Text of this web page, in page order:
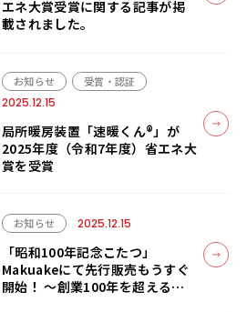
エネ大賞受賞に関する記事が掲
載されました。
お知らせ 受賞・認証
2025.12.15
局所暖房装置「速暖くん®」が
2025年度（令和7年度）省エネ大
賞を受賞
お知らせ 2025.12.15
「昭和100年記念こたつ」
Makuakeにて先行販売もうすぐ
開始！ ～創業100年を超える老